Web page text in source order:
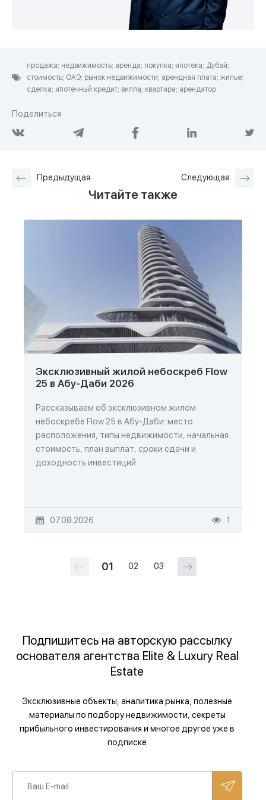
продажа; недвижимость; аренда; покупка; ипотека; Дубай;
стоимость; ОАЭ; рынок недвижимости; арендная плата; жилье;
сделка; ипотечный кредит; вилла; квартира; арендатор
Поделиться
Предыдущая Следующая
Читайте также
Эксклюзивный жилой небоскреб Flow
25 в Абу-Даби 2026
Рассказываем об эксклюзивном жилом
небоскребе Flow 25 в Абу-Даби: место
расположения, типы недвижимости, начальная
стоимость, план выплат, сроки сдачи и
доходность инвестиций
07.08.2026 1
01 02 03
Подпишитесь на авторскую рассылку
основателя агентства Elite & Luxury Real
Estate
Эксклюзивные объекты, аналитика рынка, полезные
материалы по подбору недвижимости, секреты
прибыльного инвестирования и многое другое уже в
подписке